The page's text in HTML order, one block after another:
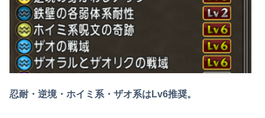
忍耐・逆境・ホイミ系・ザオ系はLv6推奨。